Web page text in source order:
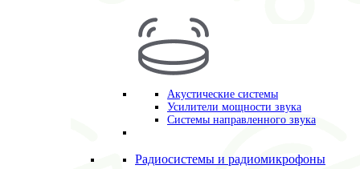
Акустические системы
Усилители мощности звука
Системы направленного звука
Радиосистемы и радиомикрофоны